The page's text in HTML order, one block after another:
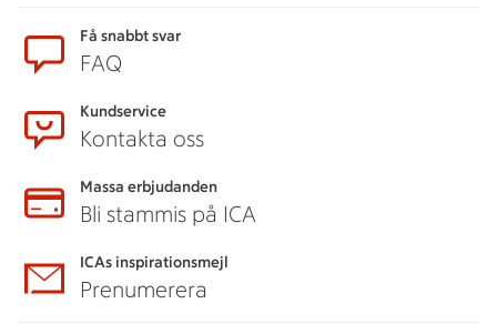
Få snabbt svar
FAQ
Kundservice
Kontakta oss
Massa erbjudanden
Bli stammis på ICA
ICAs inspirationsmejl
Prenumerera